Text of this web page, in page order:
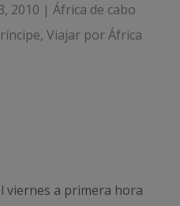
2010 | África de cabo
, Viajar por África
viernes a primera hora